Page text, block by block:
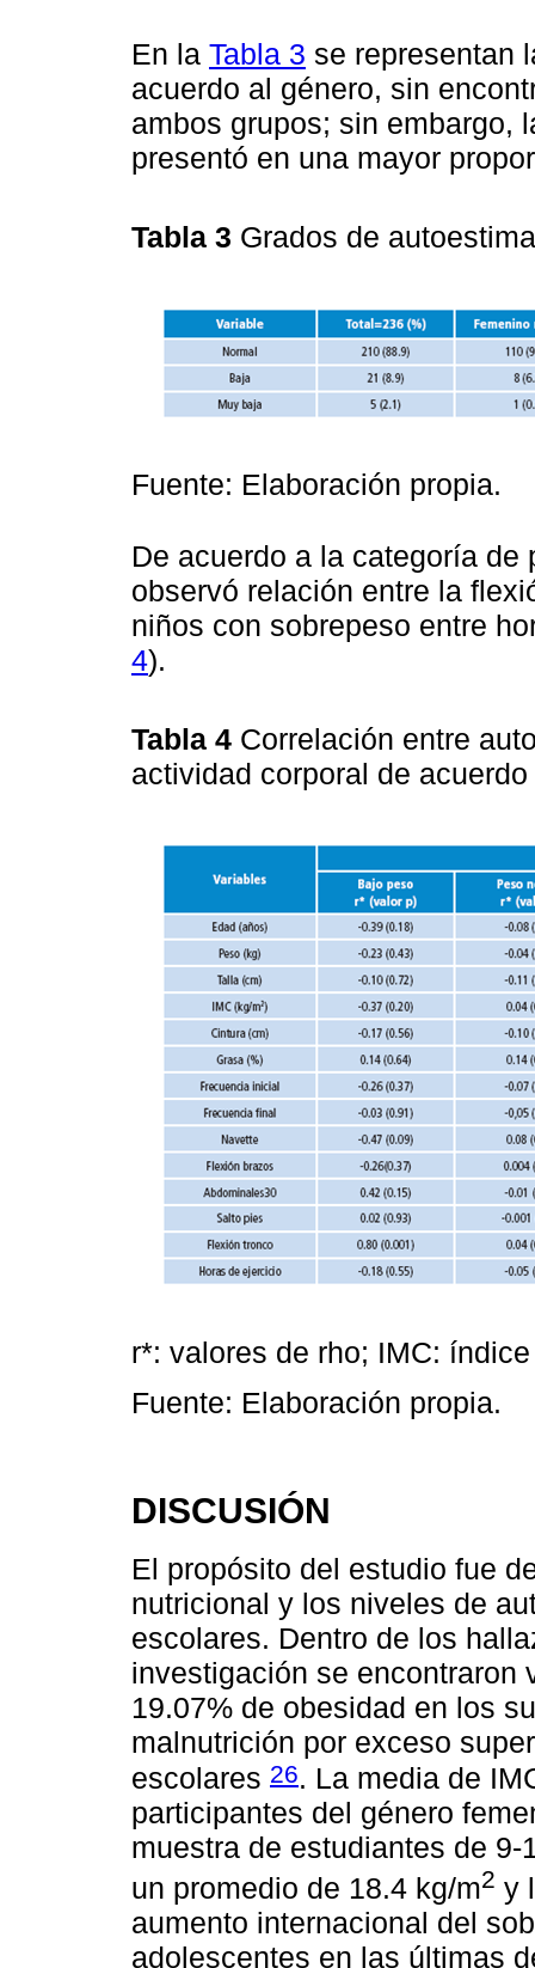
En la Tabla 3 se representan
acuerdo al género, sin
ambos grupos; sin embargo,
presentó en una mayor
Tabla 3 Grados de
Fuente: Elaboración propia.
De acuerdo a la categoría
observó relación entre la
niños con sobrepeso entre
4).
Tabla 4 Correlación entre
actividad corporal de
r*: valores de rho; IMC:
Fuente: Elaboración propia.
DISCUSIÓN
El propósito del estudio fue
nutricional y los niveles de
escolares. Dentro de los
investigación se encontraron
19.07% de obesidad en los
malnutrición por exceso
escolares 26. La media de
participantes del género
muestra de estudiantes de
un promedio de 18.4 kg/m2 y
aumento internacional del
adolescentes en las últimas